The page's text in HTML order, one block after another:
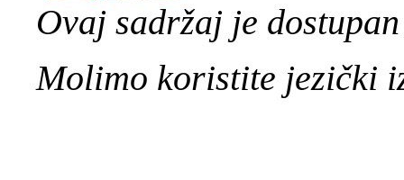
Ovaj sadržaj je
Molimo koristite jezički